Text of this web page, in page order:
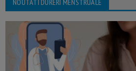
NOUTATI DURERI MENSTRUALE